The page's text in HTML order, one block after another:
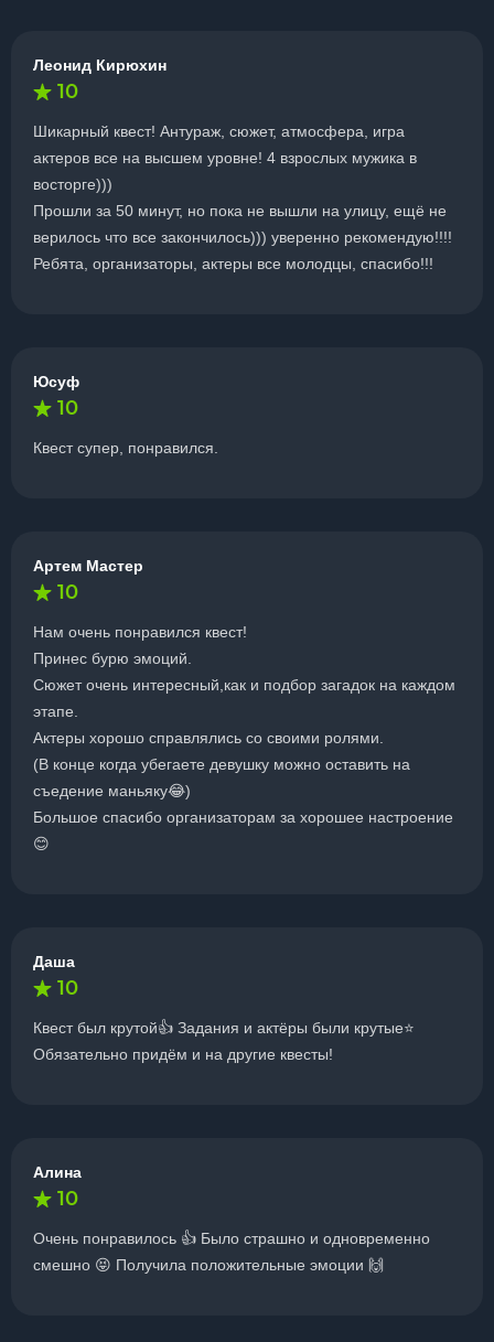
Леонид Кирюхин
10
Шикарный квест! Антураж, сюжет, атмосфера, игра
актеров все на высшем уровне! 4 взрослых мужика в
восторге)))
Прошли за 50 минут, но пока не вышли на улицу, ещё не
верилось что все закончилось))) уверенно рекомендую!!!!
Ребята, организаторы, актеры все молодцы, спасибо!!!
Юсуф
10
Квест супер, понравился.
Артем Мастер
10
Нам очень понравился квест!
Принес бурю эмоций.
Сюжет очень интересный,как и подбор загадок на каждом
этапе.
Актеры хорошо справлялись со своими ролями.
(В конце когда убегаете девушку можно оставить на
съедение маньяку😂)
Большое спасибо организаторам за хорошее настроение
😊
Даша
10
Квест был крутой👍 Задания и актёры были крутые⭐️
Обязательно придём и на другие квесты!
Алина
10
Очень понравилось 👍 Было страшно и одновременно
смешно 😝 Получила положительные эмоции 🙌